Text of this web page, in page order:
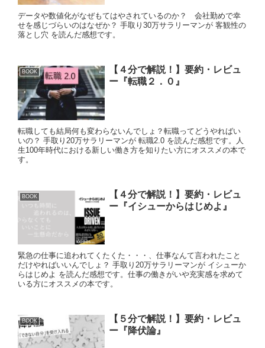
データや数値化がなぜもてはやされているのか？ 会社勤めで幸
せを感じづらいのはなぜか？ 手取り30万サラリーマンが 客観性の
落とし穴 を読んだ感想です。
BOOK
【４分で解説！】要約・レビュ
ー『転職２．０』
転職しても結局何も変わらないんでしょ？転職ってどうやればい
いの？ 手取り20万サラリーマンが 転職2.0 を読んだ感想です。人
生100年時代における新しい働き方を知りたい方にオススメの本で
す。
BOOK
【４分で解説！】要約・レビュ
ー『イシューからはじめよ』
緊急の仕事に追われてくたくた・・・、仕事なんて言われたこと
だけやればいいんでしょ？ 手取り20万サラリーマンが イシューか
らはじめよ を読んだ感想です。仕事の働きがいや充実感を求めて
いる方にオススメの本です。
BOOK
【５分で解説！】要約・レビュ
ー『降伏論』